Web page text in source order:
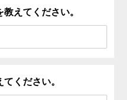
えてください。
ください。